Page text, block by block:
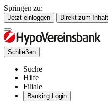
Springen zu:
Jetzt einloggen Direkt zum Inhalt
Schließen
Suche
Hilfe
Filiale
Banking Login